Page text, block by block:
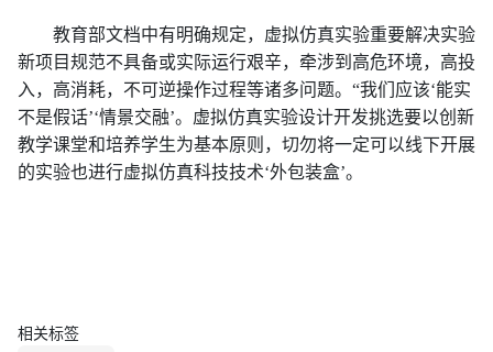
教育部文档中有明确规定，虚拟仿真实验重要解决实验
新项目规范不具备或实际运行艰辛，牵涉到高危环境，高投
入，高消耗，不可逆操作过程等诸多问题。“我们应该‘能实
不是假话’‘情景交融’。虚拟仿真实验设计开发挑选要以创新
教学课堂和培养学生为基本原则，切勿将一定可以线下开展
的实验也进行虚拟仿真科技技术‘外包装盒’。
相关标签